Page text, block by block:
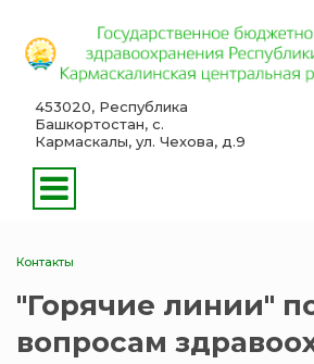
453020, Республика
Башкортостан, с.
Кармаскалы, ул. Чехова, д.9
Контакты
"Горячие линии"
вопросам